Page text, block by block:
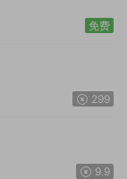
免费
299
9.9